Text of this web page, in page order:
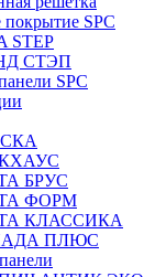
SPC
STEP
СТЭП
SPC
БРУС
ФОРМ
КЛАССИКА
ПЛЮС